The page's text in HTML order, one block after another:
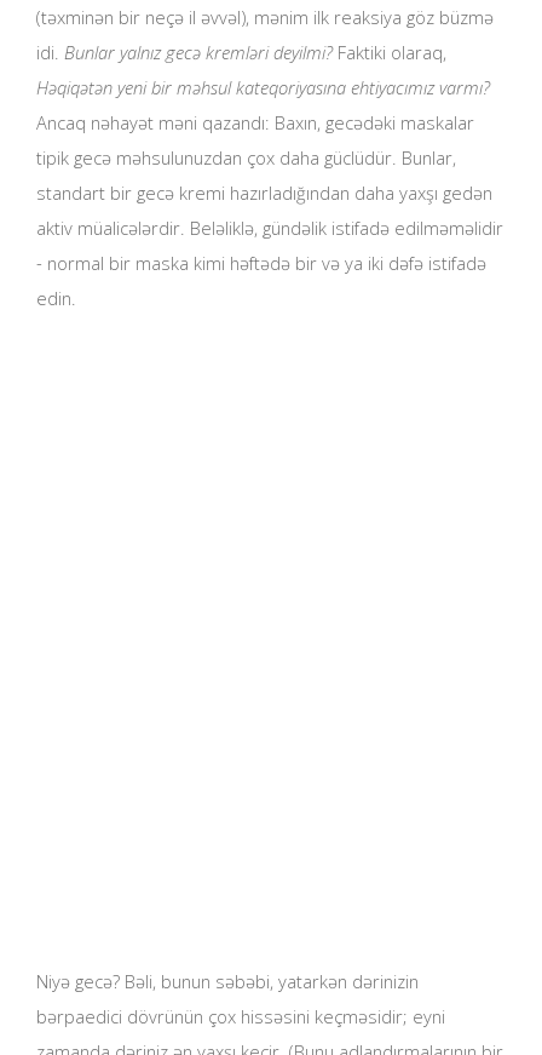
(təxminən bir neçə il əvvəl), mənim ilk reaksiya göz büzmə
idi. Bunlar yalnız gecə kremləri deyilmi?Faktiki olaraq,
Həqiqətən yeni bir məhsul kateqoriyasına ehtiyacımız varmı?
Ancaq nəhayət məni qazandı: Baxın, gecədəki maskalar
tipik gecə məhsulunuzdan çox daha güclüdür. Bunlar,
standart bir gecə kremi hazırladığından daha yaxşı gedən
aktiv müalicələrdir. Beləliklə, gündəlik istifadə edilməməlidir
- normal bir maska ​​kimi həftədə bir və ya iki dəfə istifadə
edin.
Niyə gecə? Bəli, bunun səbəbi, yatarkən dərinizin
bərpaedici dövrünün çox hissəsini keçməsidir; eyni